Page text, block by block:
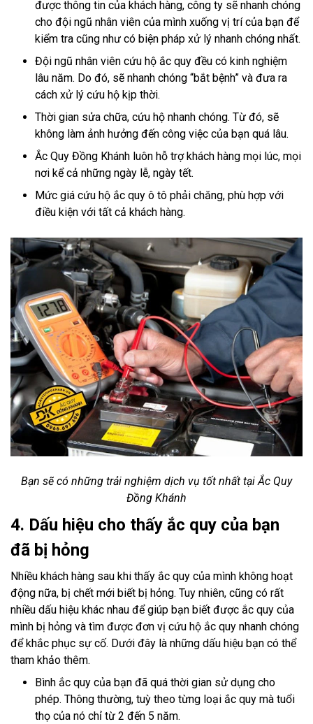
được thông tin của khách hàng, công ty sẽ nhanh chóng
cho đội ngũ nhân viên của mình xuống vị trí của bạn để
kiểm tra cũng như có biện pháp xử lý nhanh chóng nhất.
Đội ngũ nhân viên cứu hộ ắc quy đều có kinh nghiệm
lâu năm. Do đó, sẽ nhanh chóng “bắt bệnh” và đưa ra
cách xử lý cứu hộ kịp thời.
Thời gian sửa chữa, cứu hộ nhanh chóng. Từ đó, sẽ
không làm ảnh hưởng đến công việc của bạn quá lâu.
Ắc Quy Đồng Khánh luôn hỗ trợ khách hàng mọi lúc, mọi
nơi kể cả những ngày lễ, ngày tết.
Mức giá cứu hộ ắc quy ô tô phải chăng, phù hợp với
điều kiện với tất cả khách hàng.
Bạn sẽ có những trải nghiệm dịch vụ tốt nhất tại Ắc Quy
Đồng Khánh
4. Dấu hiệu cho thấy ắc quy của bạn
đã bị hỏng
Nhiều khách hàng sau khi thấy ắc quy của mình không hoạt
động nữa, bị chết mới biết bị hỏng. Tuy nhiên, cũng có rất
nhiều dấu hiệu khác nhau để giúp bạn biết được ắc quy của
mình bị hỏng và tìm được đơn vị cứu hộ ắc quy nhanh chóng
để khắc phục sự cố. Dưới đây là những dấu hiệu bạn có thể
tham khảo thêm.
Bình ắc quy của bạn đã quá thời gian sử dụng cho
phép. Thông thường, tuỳ theo từng loại ắc quy mà tuổi
thọ của nó chỉ từ 2 đến 5 năm.